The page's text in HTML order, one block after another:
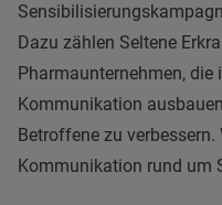
Dazu zählen Seltene
Pharmaunternehmen, die
Kommunikation
Betroffene zu
Kommunikation rund um